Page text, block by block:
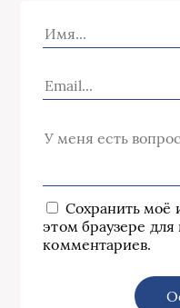
Сохранить моё
этом браузере
комментариев.